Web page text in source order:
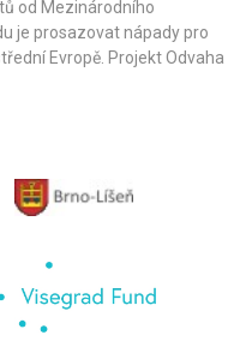
od Mezinárodního
je prosazovat nápady pro
Evropě. Projekt Odvaha